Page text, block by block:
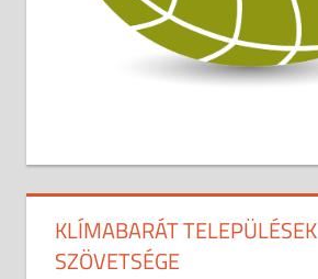
KLÍMABARÁT TELEPÜLÉSEK
SZÖVETSÉGE